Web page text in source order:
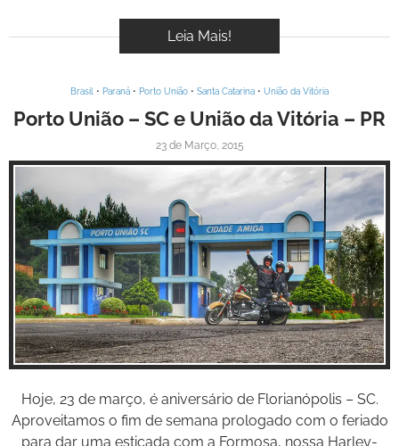
Leia Mais!
Brasil • Paraná • Porto União • Santa Catarina • União da Vitória
Porto União – SC e União da Vitória – PR
23 de Março, 2015
Inspire-se!
Hoje, 23 de março, é aniversário de Florianópolis – SC.
Aproveitamos o fim de semana prologado com o feriado
para dar uma esticada com a Formosa, nossa Harley-